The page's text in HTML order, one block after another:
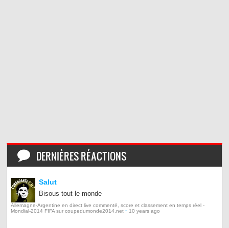
DERNIÈRES RÉACTIONS
Salut
Bisous tout le monde
Allemagne-Argentine en direct live commenté, score et classement en temps réel -
Mondial-2014 FIFA sur coupedumonde2014.net · 10 years ago